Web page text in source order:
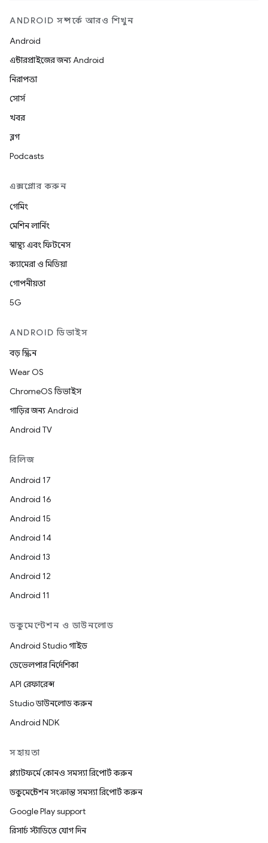
ANDROID সম্পর্কে আরও শিখুন
Android
এন্টারপ্রাইজের জন্য Android
নিরাপত্তা
সোর্স
খবর
ব্লগ
Podcasts
এক্সপ্লোর করুন
গেমিং
মেশিন লার্নিং
স্বাস্থ্য এবং ফিটনেস
ক্যামেরা ও মিডিয়া
গোপনীয়তা
5G
ANDROID ডিভাইস
বড় স্ক্রিন
Wear OS
ChromeOS ডিভাইস
গাড়ির জন্য Android
Android TV
রিলিজ
Android 17
Android 16
Android 15
Android 14
Android 13
Android 12
Android 11
ডকুমেন্টেশন ও ডাউনলোড
Android Studio গাইড
ডেভেলপার নির্দেশিকা
API রেফারেন্স
Studio ডাউনলোড করুন
Android NDK
সহায়তা
প্ল্যাটফর্মে কোনও সমস্যা রিপোর্ট করুন
ডকুমেন্টেশন সংক্রান্ত সমস্যা রিপোর্ট করুন
Google Play support
রিসার্চ স্টাডিতে যোগ দিন